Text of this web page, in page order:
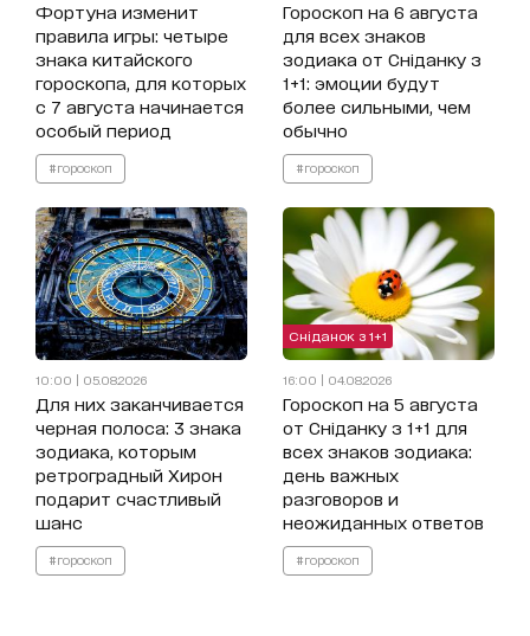
Фортуна изменит
правила игры: четыре
знака китайского
гороскопа, для которых
с 7 августа начинается
особый период
#гороскоп
Гороскоп на 6 августа
для всех знаков
зодиака от Сніданку з
1+1: эмоции будут
более сильными, чем
обычно
#гороскоп
10:00 | 05.08.2026
Для них заканчивается
черная полоса: 3 знака
зодиака, которым
ретроградный Хирон
подарит счастливый
шанс
#гороскоп
Сніданок з 1+1
16:00 | 04.08.2026
Гороскоп на 5 августа
от Сніданку з 1+1 для
всех знаков зодиака:
день важных
разговоров и
неожиданных ответов
#гороскоп